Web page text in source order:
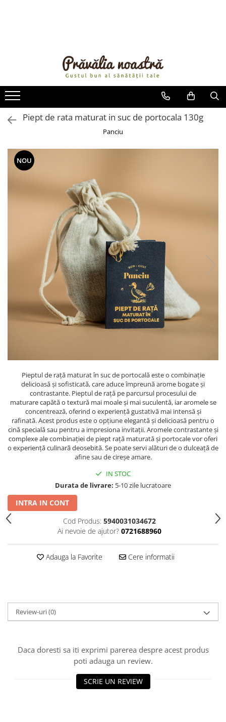
ULEIURI ȘI UNTURI
MĂSLINE
NUCI ȘI SEMINȚE
FRUCTE DESHIDRATATE
FRUCTE LA CONSERVĂ
OȚETURI ȘI SOSURI
FĂINĂ FĂRĂ GLUTEN
BĂUTURI / LAPTE VEGETAL
OREZ ȘI CEREALE
CREME ȘI PASTE TARTINABILE
CONDIMENTE
CEAIURI GRECEȘTI
CIOCOLATĂ ȘI CACAO
HEALTHY SNACKS
SUPERALIMENTE
LACTATE
COSMETICE
REMEDII NATURISTE
TOATE PRODUSELE
Piept de rata maturat in suc de portocala 130g
Panciu
NOU
Pieptul de rață maturat în suc de portocală este o combinație
delicioasă și sofisticată, care aduce împreună arome bogate și
contrastante. Pieptul de rață pe parcursul procesului de
maturare capătă o textură mai moale și mai suculentă, iar aromele se
concentrează, oferind o experiență gustativă mai intensă și
rafinată. Acest produs este o opțiune elegantă și delicioasă pentru o
cină specială sau pentru a impresiona invitații. Aromele contrastante și
complexe ale combinației de piept rață maturată și portocale vor oferi
o experiență culinară deosebită. Se poate servi alături de o dulceață de
afine sau de cireșe amare.
IN STOC
Durata de livrare: 5-10 zile lucratoare
INTRA IN CONT
Cod Produs: 5940031034672
Ai nevoie de ajutor? 0721688960
Adauga la Favorite Cere informatii
Review-uri(0)
Daca doresti sa iti exprimi parerea despre acest produs
poti adauga un review.
SCRIE UN REVIEW